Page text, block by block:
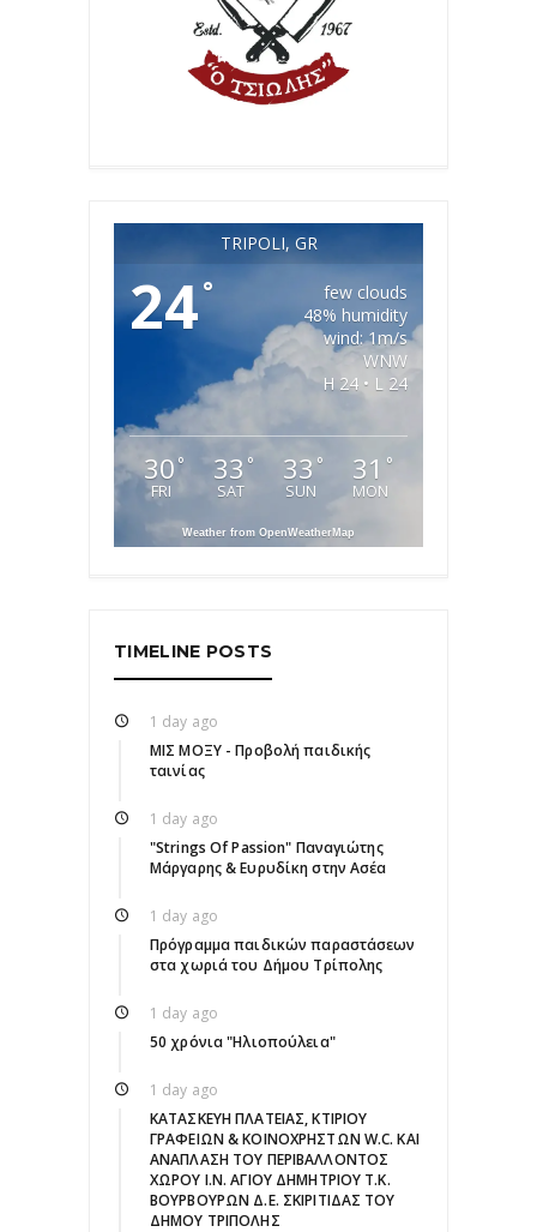
TRIPOLI, GR
24°
few clouds
48% humidity
wind: 1m/s
WNW
H 24 • L 24
30 °
FRI
33 °
SAT
33 °
SUN
31 °
MON
Weather from OpenWeatherMap
TIMELINE POSTS
1 day ago
ΜΙΣ ΜΟΞΥ - Προβολή παιδικής
ταινίας
1 day ago
"Strings Of Passion" Παναγιώτης
Μάργαρης & Ευρυδίκη στην Ασέα
1 day ago
Πρόγραμμα παιδικών παραστάσεων
στα χωριά του Δήμου Τρίπολης
1 day ago
50 χρόνια "Ηλιοπούλεια"
1 day ago
ΚΑΤΑΣΚΕΥΗ ΠΛΑΤΕΙΑΣ, ΚΤΙΡΙΟΥ
ΓΡΑΦΕΙΩΝ & ΚΟΙΝΟΧΡΗΣΤΩΝ W.C. ΚΑΙ
ΑΝΑΠΛΑΣΗ ΤΟΥ ΠΕΡΙΒΑΛΛΟΝΤΟΣ
ΧΩΡΟΥ Ι.Ν. ΑΓΙΟΥ ΔΗΜΗΤΡΙΟΥ Τ.Κ.
ΒΟΥΡΒΟΥΡΩΝ Δ.Ε. ΣΚΙΡΙΤΙΔΑΣ ΤΟΥ
ΔΗΜΟΥ ΤΡΙΠΟΛΗΣ